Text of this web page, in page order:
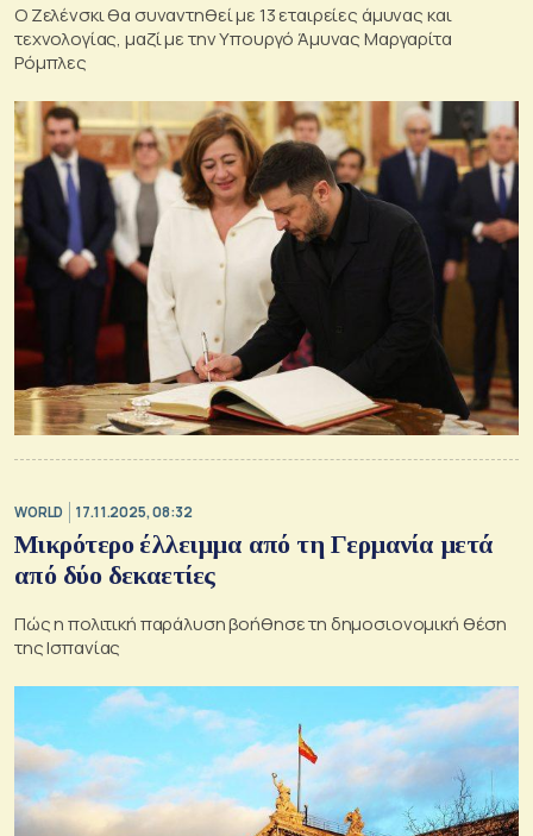
Ο Ζελένσκι θα συναντηθεί με 13 εταιρείες άμυνας και
τεχνολογίας, μαζί με την Υπουργό Άμυνας Μαργαρίτα
Ρόμπλες
WORLD 17.11.2025, 08:32
Μικρότερο έλλειμμα από τη Γερμανία μετά
από δύο δεκαετίες
Πώς η πολιτική παράλυση βοήθησε τη δημοσιονομική θέση
της Ισπανίας